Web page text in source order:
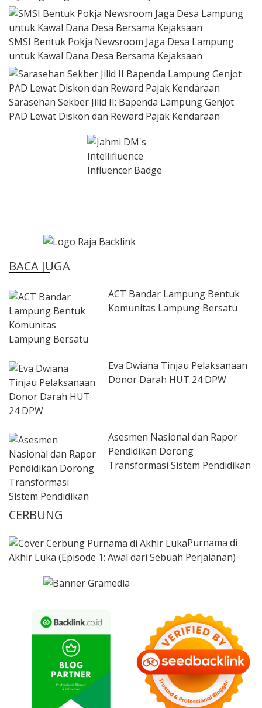
SMSI Bentuk Pokja Newsroom Jaga Desa Lampung
untuk Kawal Dana Desa Bersama Kejaksaan
Sarasehan Sekber Jilid II: Bapenda Lampung Genjot
PAD Lewat Diskon dan Reward Pajak Kendaraan
BACA JUGA
ACT Bandar Lampung Bentuk
Komunitas Lampung Bersatu
Eva Dwiana Tinjau Pelaksanaan
Donor Darah HUT 24 DPW
Asesmen Nasional dan Rapor
Pendidikan Dorong
Transformasi Sistem Pendidikan
CERBUNG
Purnama di
Akhir Luka (Episode 1: Awal dari Sebuah Perjalanan)